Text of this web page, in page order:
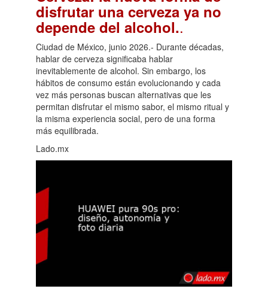
disfrutar una cerveza ya no
depende del alcohol..
Ciudad de México, junio 2026.- Durante décadas,
hablar de cerveza significaba hablar
inevitablemente de alcohol. Sin embargo, los
hábitos de consumo están evolucionando y cada
vez más personas buscan alternativas que les
permitan disfrutar el mismo sabor, el mismo ritual y
la misma experiencia social, pero de una forma
más equilibrada.
Lado.mx